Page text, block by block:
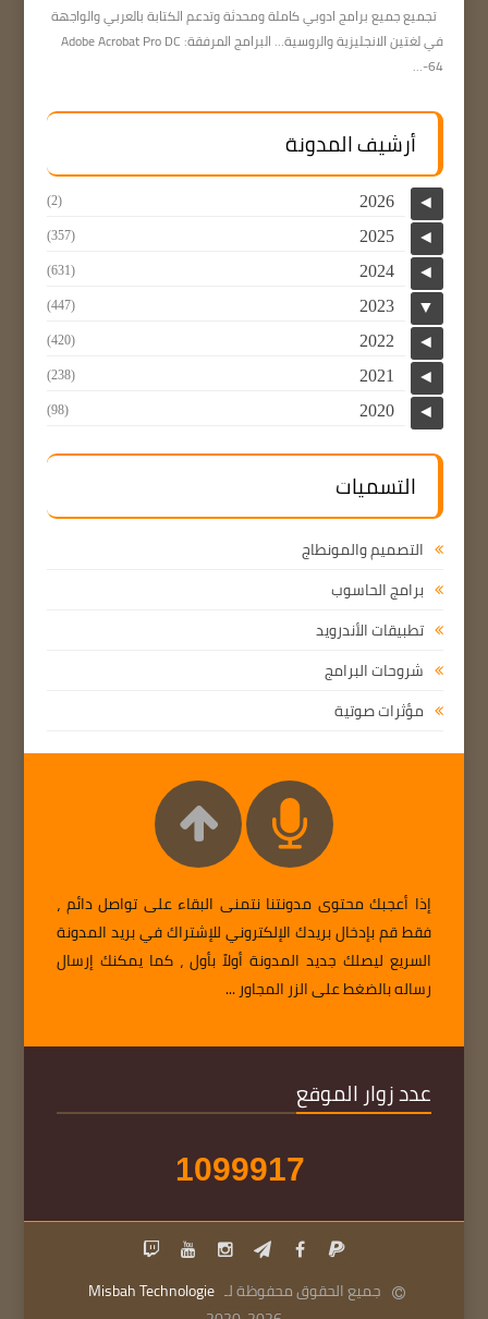
تجميع جميع برامج ادوبي كاملة ومحدثة وتدعم الكتابة بالعربي والواجهة
في لغتين الانجليزية والروسية… البرامج المرفقة: Adobe Acrobat Pro DC
64-...
أرشيف المدونة
◄
2026
(2)
◄
2025
(357)
◄
2024
(631)
▼
2023
(447)
◄
2022
(420)
◄
2021
(238)
◄
2020
(98)
التسميات
التصميم والمونطاج
برامج الحاسوب
تطبيقات الأندرويد
شروحات البرامج
مؤثرات صوتية
إذا أعجبك محتوى مدونتنا نتمنى البقاء على تواصل دائم ،
فقط قم بإدخال بريدك الإلكتروني للإشتراك في بريد المدونة
السريع ليصلك جديد المدونة أولاً بأول ، كما يمكنك إرسال
رساله بالضغط على الزر المجاور ...
عدد زوار الموقع
1099917
جميع الحقوق محفوظة لـ Misbah Technologie